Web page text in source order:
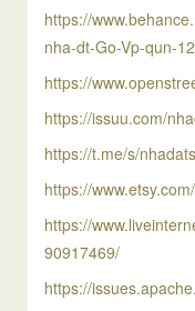
https://
nha-dt-Go-Vp-qun-
https://
https://issuu.com/
https://t.me/s/
https://
https://
90917469/
https://